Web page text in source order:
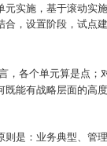
元实施，基于滚动实
合，设置阶段，试点
，各个单元算是点；
既能有战略层面的高
是：业务典型、管